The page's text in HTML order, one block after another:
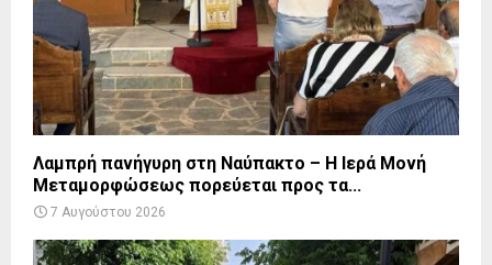
Λαμπρή πανήγυρη στη Ναύπακτο – Η Ιερά Μονή
Μεταμορφώσεως πορεύεται προς τα...
7 Αυγούστου 2026